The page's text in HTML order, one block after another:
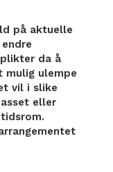
på aktuelle
da å
mulig ulempe
vil i slike
eller